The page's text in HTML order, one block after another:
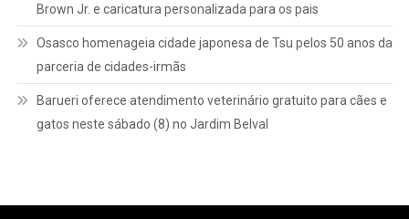
Brown Jr. e caricatura personalizada para os pais
Osasco homenageia cidade japonesa de Tsu pelos 50 anos da
parceria de cidades-irmãs
Barueri oferece atendimento veterinário gratuito para cães e
gatos neste sábado (8) no Jardim Belval